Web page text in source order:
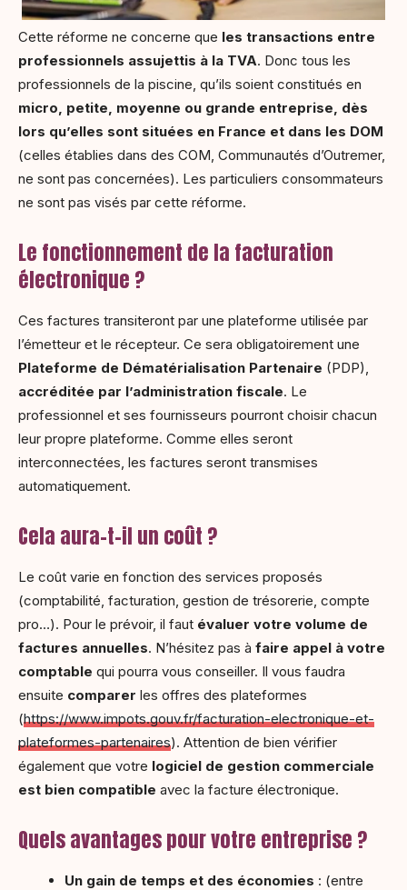
Cette réforme ne concerne que les transactions entre
professionnels assujettis à la TVA. Donc tous les
professionnels de la piscine, qu’ils soient constitués en
micro, petite, moyenne ou grande entreprise, dès
lors qu’elles sont situées en France et dans les DOM
(celles établies dans des COM, Communautés d’Outremer,
ne sont pas concernées). Les particuliers consommateurs
ne sont pas visés par cette réforme.
Le fonctionnement de la facturation
électronique ?
Ces factures transiteront par une plateforme utilisée par
l’émetteur et le récepteur. Ce sera obligatoirement une
Plateforme de Dématérialisation Partenaire (PDP),
accréditée par l’administration fiscale. Le
professionnel et ses fournisseurs pourront choisir chacun
leur propre plateforme. Comme elles seront
interconnectées, les factures seront transmises
automatiquement.
Cela aura-t-il un coût ?
Le coût varie en fonction des services proposés
(comptabilité, facturation, gestion de trésorerie, compte
pro…). Pour le prévoir, il faut évaluer votre volume de
factures annuelles. N’hésitez pas à faire appel à votre
comptable qui pourra vous conseiller. Il vous faudra
ensuite comparer les offres des plateformes
(https://www.impots.gouv.fr/facturation-electronique-et-
plateformes-partenaires). Attention de bien vérifier
également que votre logiciel de gestion commerciale
est bien compatible avec la facture électronique.
Quels avantages pour votre entreprise ?
Un gain de temps et des économies : (entre